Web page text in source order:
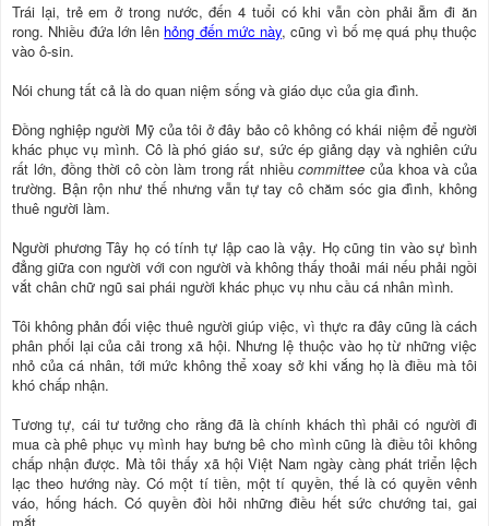
Trái lại, trẻ em ở trong nước, đến 4 tuổi có khi vẫn còn phải ẵm đi ăn
rong. Nhiều đứa lớn lên hỏng đến mức này, cũng vì bố mẹ quá phụ thuộc
vào ô-sin.
Nói chung tất cả là do quan niệm sống và giáo dục của gia đình.
Ðồng nghiệp người Mỹ của tôi ở đây bảo cô không có khái niệm để người
khác phục vụ mình. Cô là phó giáo sư, sức ép giảng dạy và nghiên cứu
rất lớn, đồng thời cô còn làm trong rất nhiềucommittee của khoa và của
trường. Bận rộn như thế nhưng vẫn tự tay cô chăm sóc gia đình, không
thuê người làm.
Người phương Tây họ có tính tự lập cao là vậy. Họ cũng tin vào sự bình
đẳng giữa con người với con người và không thấy thoải mái nếu phải ngồi
vắt chân chữ ngũ sai phái người khác phục vụ nhu cầu cá nhân mình.
Tôi không phản đối việc thuê người giúp việc, vì thực ra đây cũng là cách
phân phối lại của cải trong xã hội. Nhưng lệ thuộc vào họ từ những việc
nhỏ của cá nhân, tới mức không thể xoay sở khi vắng họ là điều mà tôi
khó chấp nhận.
Tương tự, cái tư tưởng cho rằng đã là chính khách thì phải có người đi
mua cà phê phục vụ mình hay bưng bê cho mình cũng là điều tôi không
chấp nhận được. Mà tôi thấy xã hội Việt Nam ngày càng phát triển lệch
lạc theo hướng này. Có một tí tiền, một tí quyền, thế là có quyền vênh
váo, hống hách. Có quyền đòi hỏi những điều hết sức chướng tai, gai